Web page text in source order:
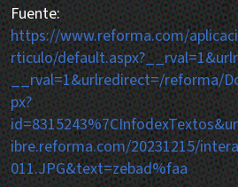
Fuente:
https://www.reforma.com/
rticulo/
__rval=1&urlredirect=/reforma/
px?
ibre.reforma.com/20231215/
011.JPG&text=zebad%faa